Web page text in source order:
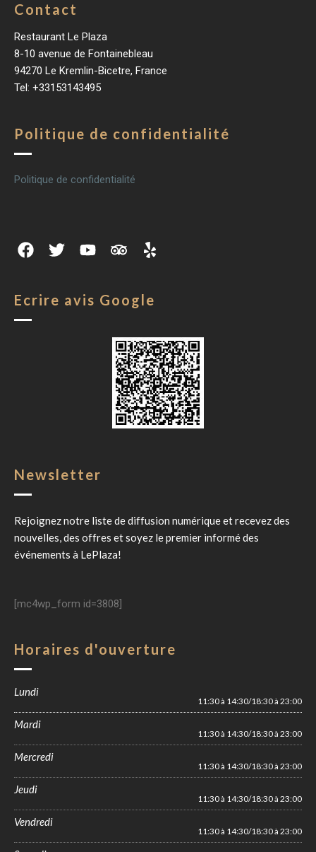
Contact
Restaurant Le Plaza
8-10 avenue de Fontainebleau
94270 Le Kremlin-Bicetre, France
Tel: +33153143495
Politique de confidentialité
Politique de confidentialité
Ecrire avis Google
Newsletter
Rejoignez notre liste de diffusion numérique et recevez des
nouvelles, des offres et soyez le premier informé des
événements à LePlaza!
[mc4wp_form id=3808]
Horaires d'ouverture
Lundi
11:30 à 14:30/18:30 à 23:00
Mardi
11:30 à 14:30/18:30 à 23:00
Mercredi
11:30 à 14:30/18:30 à 23:00
Jeudi
11:30 à 14:30/18:30 à 23:00
Vendredi
11:30 à 14:30/18:30 à 23:00